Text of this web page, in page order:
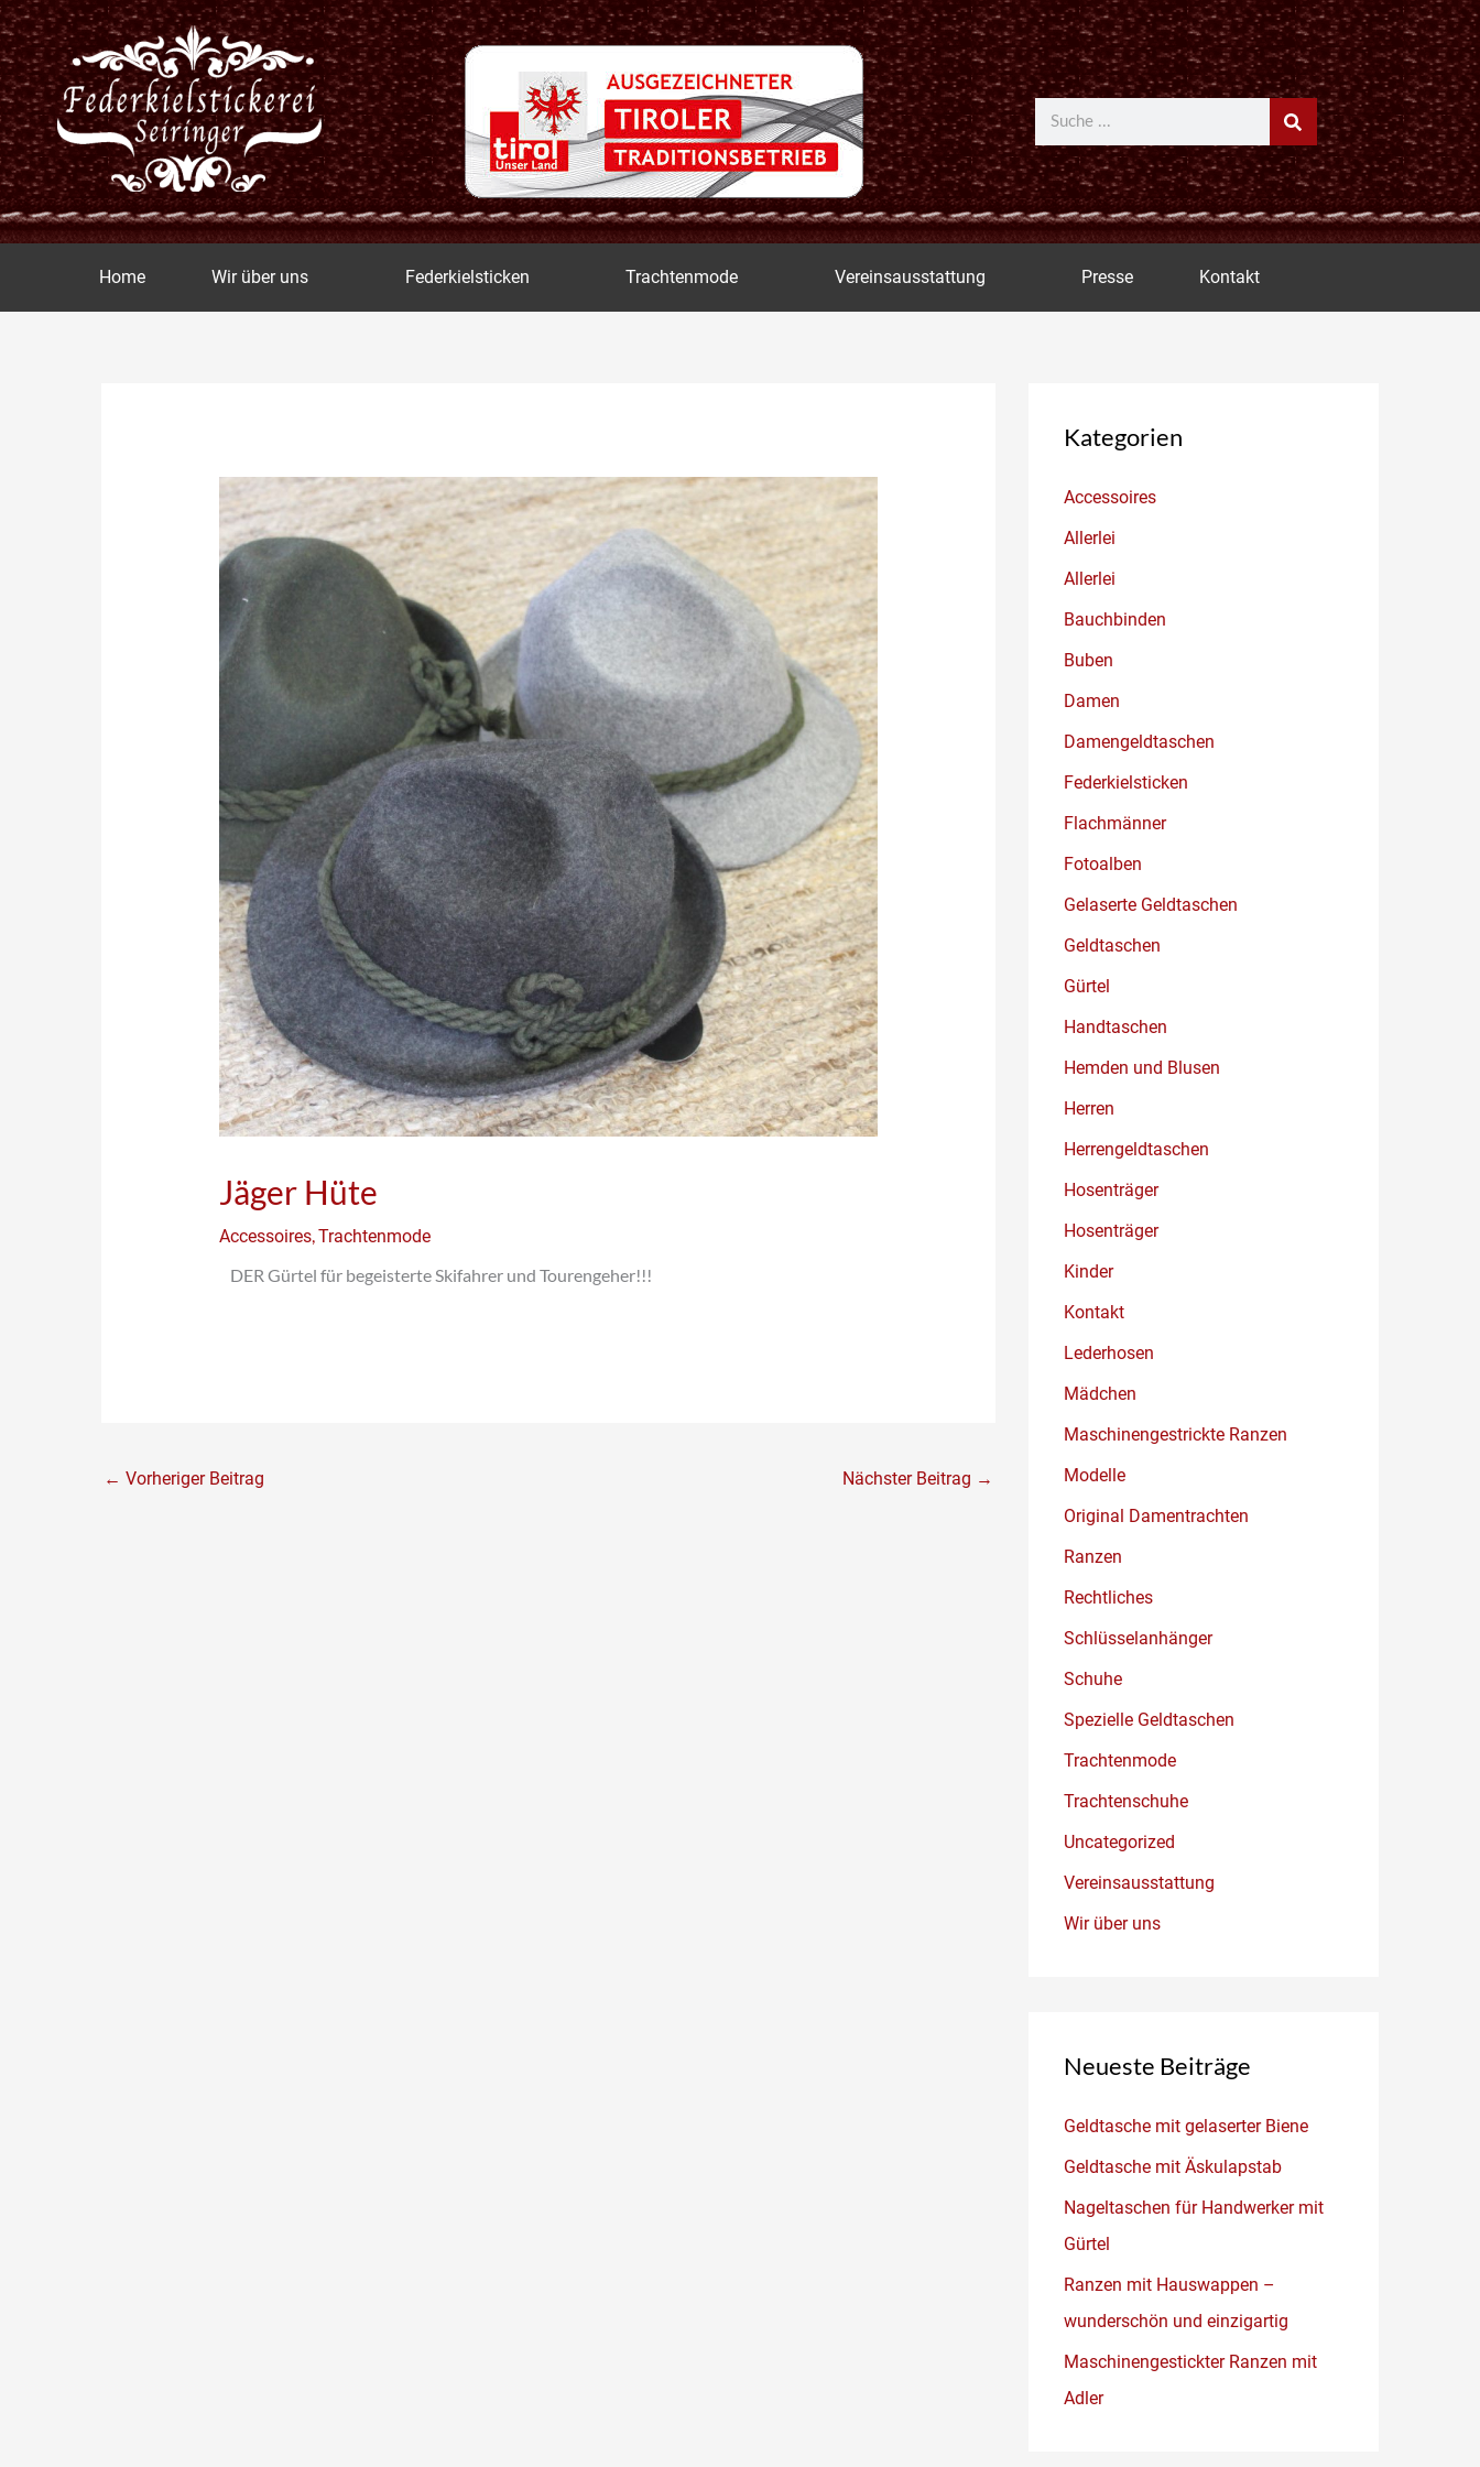
Zum
Inhalt
springen
Suche
Home Wir über uns Federkielsticken Trachtenmode Vereinsausstattung Presse Kontakt
Jäger Hüte
Accessoires,Trachtenmode
DER Gürtel für begeisterte Skifahrer und Tourengeher!!!
← Vorheriger Beitrag Nächster Beitrag →
Kategorien
Accessoires
Allerlei
Allerlei
Bauchbinden
Buben
Damen
Damengeldtaschen
Federkielsticken
Flachmänner
Fotoalben
Gelaserte Geldtaschen
Geldtaschen
Gürtel
Handtaschen
Hemden und Blusen
Herren
Herrengeldtaschen
Hosenträger
Hosenträger
Kinder
Kontakt
Lederhosen
Mädchen
Maschinengestrickte Ranzen
Modelle
Original Damentrachten
Ranzen
Rechtliches
Schlüsselanhänger
Schuhe
Spezielle Geldtaschen
Trachtenmode
Trachtenschuhe
Uncategorized
Vereinsausstattung
Wir über uns
Neueste Beiträge
Geldtasche mit gelaserter Biene
Geldtasche mit Äskulapstab
Nageltaschen für Handwerker mit
Gürtel
Ranzen mit Hauswappen –
wunderschön und einzigartig
Maschinengestickter Ranzen mit
Adler